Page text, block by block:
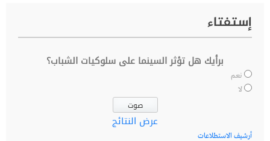
إستفتاء
برأيك هل تؤثر السينما على سلوكيات الشباب؟
نعم
لا
عرض النتائج
أرشيف الاستطلاعات